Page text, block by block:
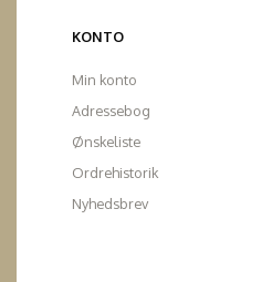
KONTO
Min konto
Adressebog
Ønskeliste
Ordrehistorik
Nyhedsbrev